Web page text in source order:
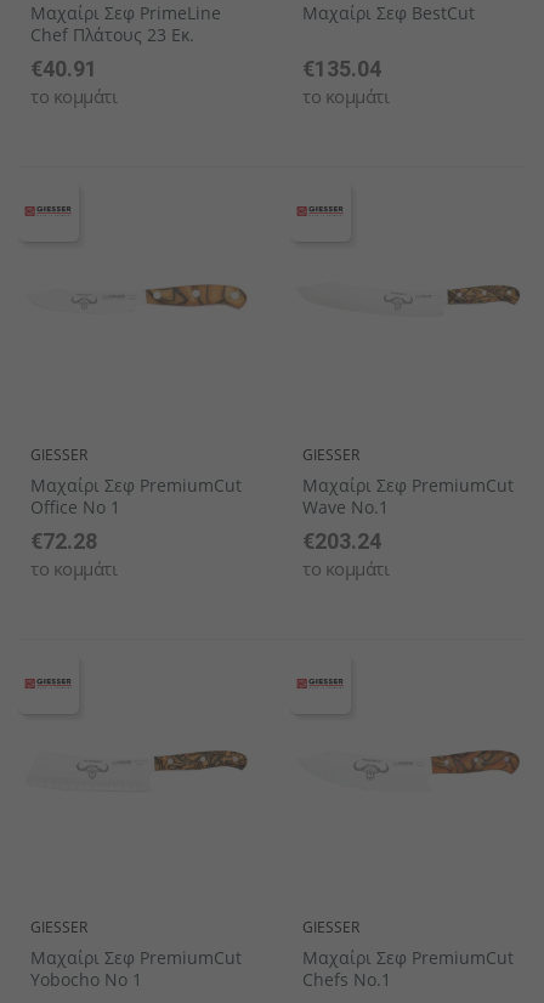
Μαχαίρι Σεφ PrimeLine
Chef Πλάτους 23 Εκ.
€40.91
το κομμάτι
Μαχαίρι Σεφ BestCut
€135.04
το κομμάτι
GIESSER
Μαχαίρι Σεφ PremiumCut
Office No 1
€72.28
το κομμάτι
GIESSER
Μαχαίρι Σεφ PremiumCut
Wave No.1
€203.24
το κομμάτι
GIESSER
Μαχαίρι Σεφ PremiumCut
Yobocho No 1
GIESSER
Μαχαίρι Σεφ PremiumCut
Chefs No.1